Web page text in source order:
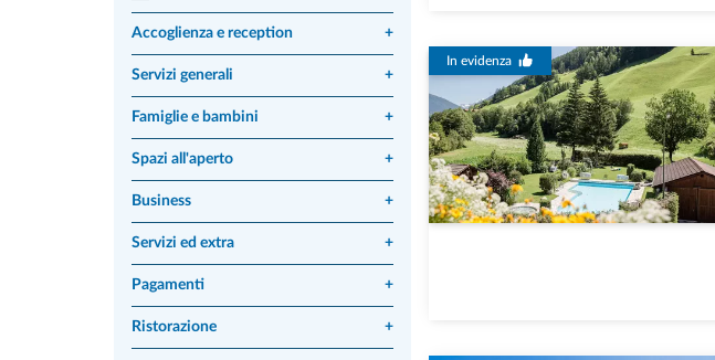
Accoglienza e reception +
Servizi generali +
Famiglie e bambini +
Spazi all'aperto +
Business +
Servizi ed extra +
Pagamenti +
Ristorazione +
In evidenza